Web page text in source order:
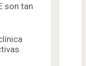
son tan